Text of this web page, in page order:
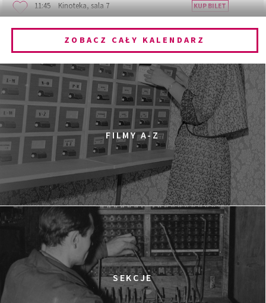
11:45
Kinoteka, sala 7
KUP BILET
Kinoteka, sala 1
12:00
Kinoteka, sala 3
PRADAWNY LAS
SPOTKANIE PO FILMIE
KUP BILET
12:00
Pałac Kultury i Nauki, Sala Gagarina
KINO VR (VIRTUAL REALITY)
MARATON WPISYWANIA DO WIKIPEDII HASEŁ O
OBROŃCZYNIACH PRAW
12:15
Kinoteka, sala 2
OBCY W SIECI
KUP BILET
12:15
Luna, sala B
CZASÓWKA. PRÓBA CHARAKTERU
KUP BILET
Luna, sala A
KUP BILET
ZOBACZ CAŁY KALENDARZ
FILMY A-Z
SEKCJE